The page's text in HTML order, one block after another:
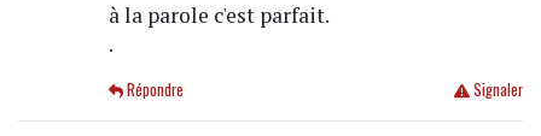
à la parole c'est parfait.
.
Signaler
Répondre